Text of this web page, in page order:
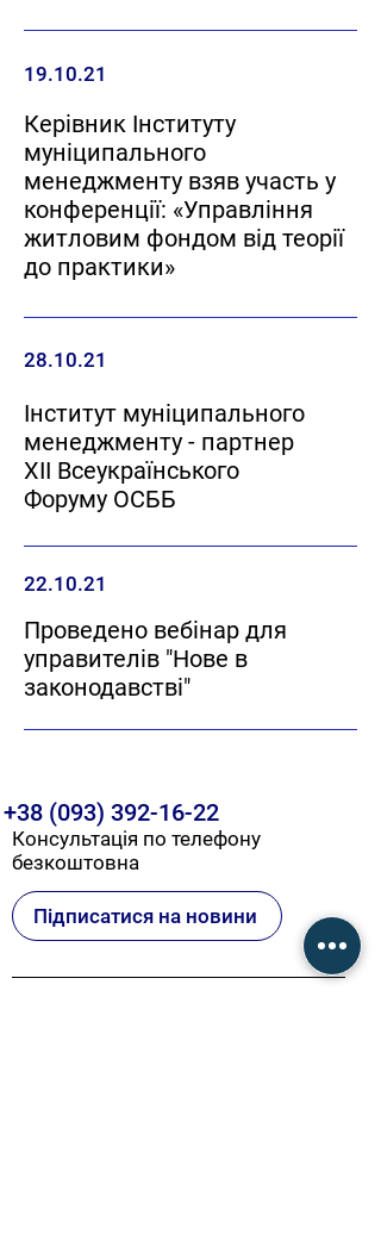
19.10.21
Керівник Інституту
муніципального
менеджменту взяв участь у
конференції: «Управління
житловим фондом від теорії
до практики»
28.10.21
Інститут муніципального
менеджменту - партнер
XII Всеукраїнського
Форуму ОСББ
22.10.21
Проведено вебінар для
управителів "Нове в
законодавстві"
+38 (093) 392-16-22
Консультація по телефону
безкоштовна
Підписатися на новини